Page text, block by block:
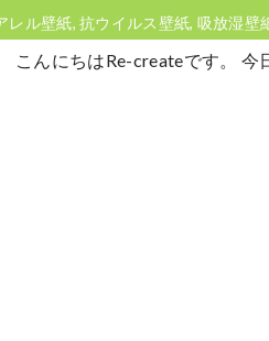
レル壁紙,抗ウイルス壁紙, 吸放湿壁
こんにちはRe-createです。